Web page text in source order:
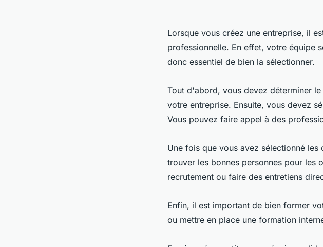
Lorsque vous créez une entreprise, il
professionnelle. En effet, votre équipe
donc essentiel de bien la sélectionner.
Tout d'abord, vous devez déterminer
votre entreprise. Ensuite, vous devez
Vous pouvez faire appel à des
Une fois que vous avez sélectionné
trouver les bonnes personnes pour les
recrutement ou faire des entretiens
Enfin, il est important de bien former
ou mettre en place une formation